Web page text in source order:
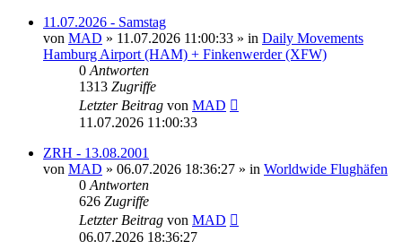
11.07.2026 - Samstag
von MAD » 11.07.2026 11:00:33 » in Daily Movements
Hamburg Airport (HAM) + Finkenwerder (XFW)
0 Antworten
1313 Zugriffe
Letzter Beitrag von MAD
11.07.2026 11:00:33
ZRH - 13.08.2001
von MAD » 06.07.2026 18:36:27 » in Worldwide Flughäfen
0 Antworten
626 Zugriffe
Letzter Beitrag von MAD
06.07.2026 18:36:27